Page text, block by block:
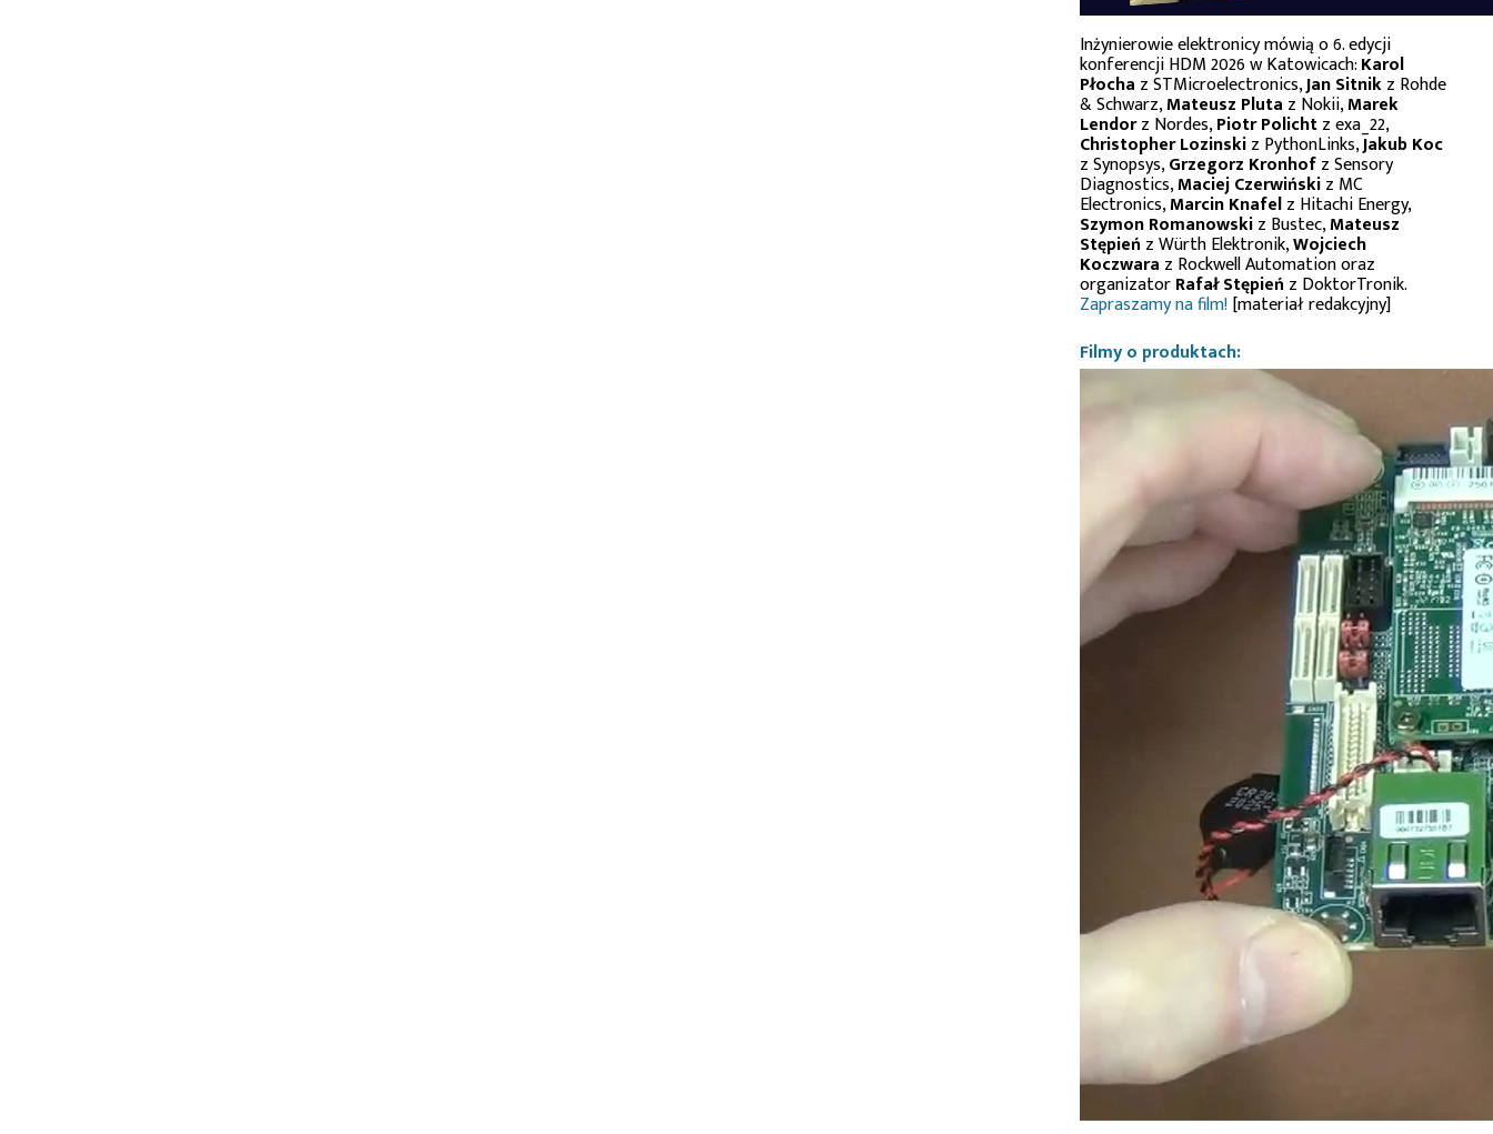
Inżynierowie elektronicy mówią o 6. edycji
konferencji HDM 2026 w Katowicach:Karol
Płocha z STMicroelectronics,Jan Sitnikz Rohde
& Schwarz,Mateusz Pluta z Nokii,Marek
Lendorz Nordes,Piotr Polichtz exa_22,
Christopher Lozinskiz PythonLinks,Jakub Koc
z Synopsys,Grzegorz Kronhofz Sensory
Diagnostics,Maciej Czerwińskiz MC
Electronics,Marcin Knafelz Hitachi Energy,
Szymon Romanowskiz Bustec,Mateusz
Stępień z Würth Elektronik,Wojciech
Koczwara z Rockwell Automation oraz
organizatorRafał Stępień z DoktorTronik.
Zapraszamy na film![materiał redakcyjny]
Filmy o produktach: